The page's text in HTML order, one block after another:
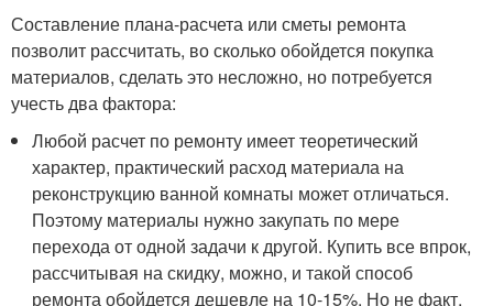
Составление плана-расчета или сметы ремонта
позволит рассчитать, во сколько обойдется покупка
материалов, сделать это несложно, но потребуется
учесть два фактора:
Любой расчет по ремонту имеет теоретический
характер, практический расход материала на
реконструкцию ванной комнаты может отличаться.
Поэтому материалы нужно закупать по мере
перехода от одной задачи к другой. Купить все впрок,
рассчитывая на скидку, можно, и такой способ
ремонта обойдется дешевле на 10-15%. Но не факт,